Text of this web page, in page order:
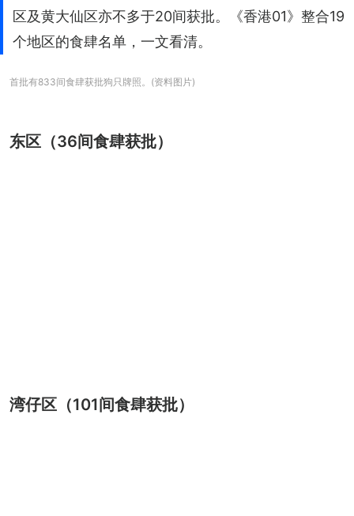
区及黄大仙区亦不多于20间获批。《香港01》整合19
个地区的食肆名单，一文看清。
首批有833间食肆获批狗只牌照。(资料图片)
东区（36间食肆获批）
湾仔区（101间食肆获批）